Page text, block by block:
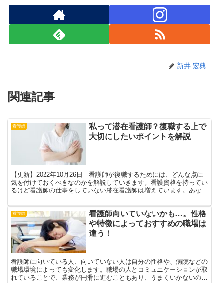
新井 宏典
関連記事
看護師
私って潜在看護師？復職する上で
大切にしたいポイントを解説
【更新】2022年10月26日 看護師が復職するためには、どんな点に
気を付けておくべきなのかを解説していきます。看護資格を持ってい
るけど看護師の仕事をしていない潜在看護師は増えています。あなた
看護師
看護師向いていないかも…。性格
や特徴によっておすすめの職場は
違う！
看護師に向いている人、向いていない人は自分の性格や、病院などの
職場環境によっても変化します。職場の人とコミュニケーションが取
れていることで、業務が円滑に進むこともあり、うまくいかないのは